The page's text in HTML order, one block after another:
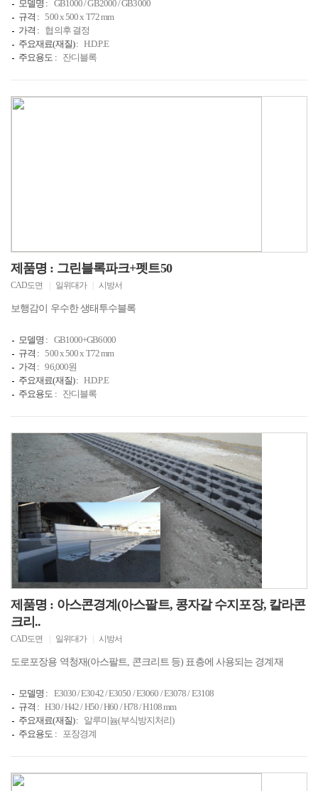
모델명 : GB1000 / GB2000 / GB3000
규격 : 500 x 500 x T72 mm
가격 : 협의후 결정
주요재료(재질) : H.D.P.E
주요용도 :
잔디블록
제품명 : 그린블록파크+펫트50
CAD도면 일위대가 시방서
보행감이 우수한 생태투수블록
모델명 : GB1000+GB6000
규격 : 500 x 500 x T72 mm
가격 : 96,000원
주요재료(재질) : H.D.P.E
주요용도 :
잔디블록
제품명 : 아스콘경계(아스팔트, 콩자갈 수지포장, 칼라콘
크리..
CAD도면 일위대가 시방서
도로포장용 역청재(아스팔트, 콘크리트 등) 표층에 사용되는 경계재
모델명 : E3030 / E3042 / E3050 / E3060 / E3078 / E3108
규격 : H30 / H42 / H50 / H60 / H78 / H108 mm
주요재료(재질) : 알루미늄(부식방지처리)
주요용도 :
포장경계